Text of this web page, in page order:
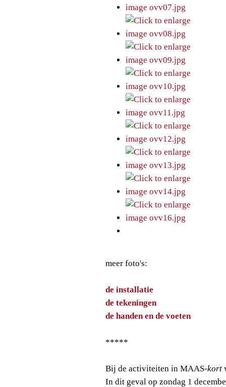
meer foto's:
de installatie
de tekeningen
de handen en de voeten
*****
Bij de activiteiten in MAAS-kort
In dit geval op zondag 1